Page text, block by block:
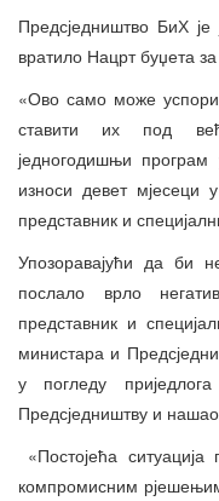
Предсједништво БиХ је
вратило Нацрт буџета
«Ово само може
ставити их под
једногодишњи програм
износи девет мјесеци
представник и
Упозоравајући да би
послало врло
представник и
министара и
у погледу
Предсједништву и
«Постојећа
компромисним